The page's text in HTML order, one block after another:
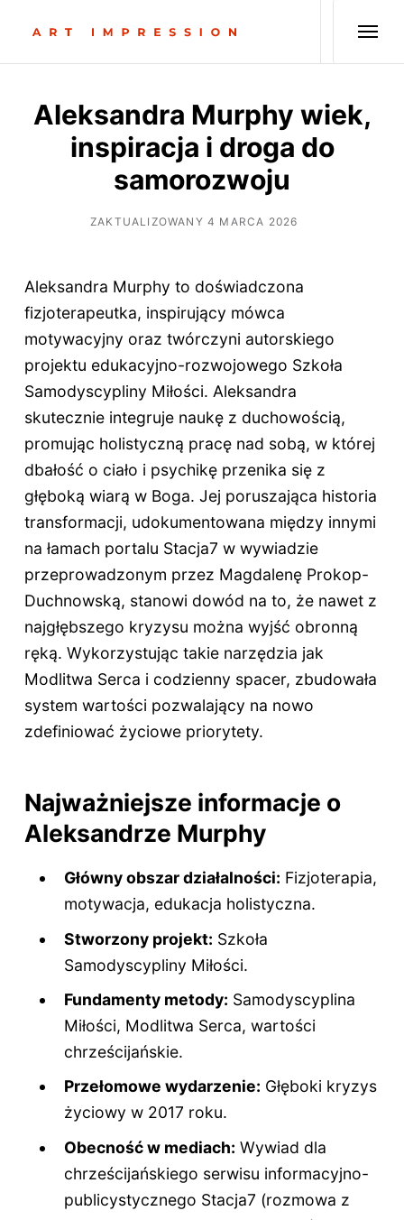
Aleksandra Murphy wiek,
inspiracja i droga do
samorozwoju
ZAKTUALIZOWANY 4 MARCA 2026
Aleksandra Murphy to doświadczona
fizjoterapeutka, inspirujący mówca
motywacyjny oraz twórczyni autorskiego
projektu edukacyjno-rozwojowego Szkoła
Samodyscypliny Miłości. Aleksandra
skutecznie integruje naukę z duchowością,
promując holistyczną pracę nad sobą, w której
dbałość o ciało i psychikę przenika się z
głęboką wiarą w Boga. Jej poruszająca historia
transformacji, udokumentowana między innymi
na łamach portalu Stacja7 w wywiadzie
przeprowadzonym przez Magdalenę Prokop-
Duchnowską, stanowi dowód na to, że nawet z
najgłębszego kryzysu można wyjść obronną
ręką. Wykorzystując takie narzędzia jak
Modlitwa Serca i codzienny spacer, zbudowała
system wartości pozwalający na nowo
zdefiniować życiowe priorytety.
Najważniejsze informacje o
Aleksandrze Murphy
Główny obszar działalności: Fizjoterapia,
motywacja, edukacja holistyczna.
Stworzony projekt: Szkoła
Samodyscypliny Miłości.
Fundamenty metody: Samodyscyplina
Miłości, Modlitwa Serca, wartości
chrześcijańskie.
Przełomowe wydarzenie: Głęboki kryzys
życiowy w 2017 roku.
Obecność w mediach: Wywiad dla
chrześcijańskiego serwisu informacyjno-
publicystycznego Stacja7 (rozmowa z